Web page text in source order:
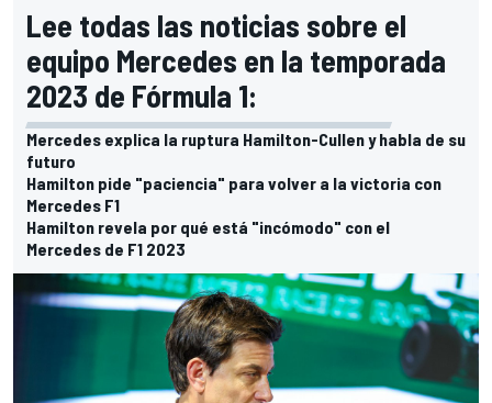
Lee todas las noticias sobre el
equipo Mercedes en la temporada
2023 de Fórmula 1:
Mercedes explica la ruptura Hamilton-Cullen y habla de su
futuro
Hamilton pide "paciencia" para volver a la victoria con
Mercedes F1
Hamilton revela por qué está "incómodo" con el
Mercedes de F1 2023